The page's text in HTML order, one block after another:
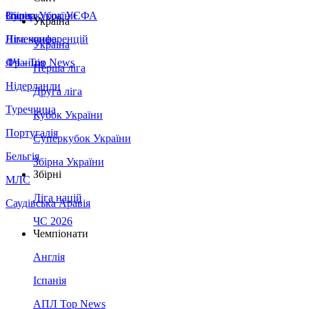
Збірна України
Італія
Німеччина
Франція
Нідерланди
Туреччина
Португалія
Бельгія
МЛС
Саудівська Аравія
Суперкубок УЄФА
Ліга конференцій
ЛЧ - Top News
Україна
Україна
Перша ліга
Друга ліга
Кубок України
Суперкубок України
Збірна України
Збірні
Ліга націй
ЧС 2026
Чемпіонати
Англія
Іспанія
АПЛ Top News